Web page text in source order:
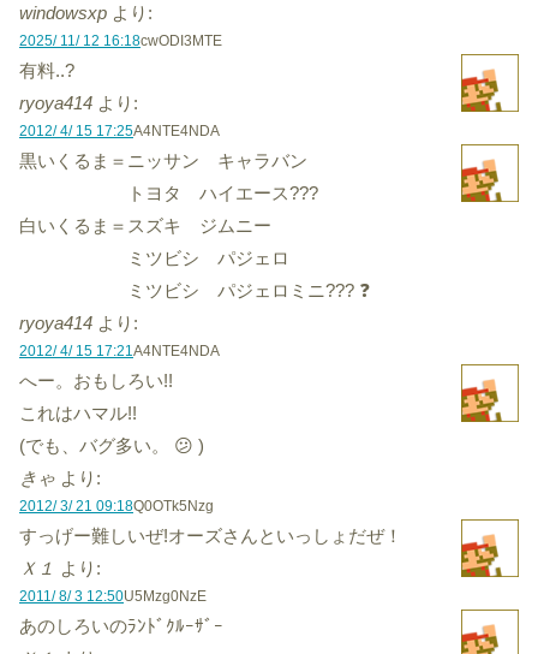
windowsxp より:
2025/ 11/ 12 16:18cwODI3MTE
有料..?
ryoya414 より:
2012/ 4/ 15 17:25A4NTE4NDA
黒いくるま＝ニッサン キャラバン
トヨタ ハイエース???
白いくるま＝スズキ ジムニー
ミツビシ パジェロ
ミツビシ パジェロミニ??? ❓
ryoya414 より:
2012/ 4/ 15 17:21 A4NTE4NDA
へー。おもしろい!!
これはハマル!!
(でも、バグ多い。 😕 )
きゃ より:
2012/ 3/ 21 09:18Q0OTk5Nzg
すっげー難しいぜ!オーズさんといっしょだぜ！
Ｘ１ より:
2011/ 8/ 3 12:50U5Mzg0NzE
あのしろいのﾗﾝﾄﾞｸﾙｰｻﾞｰ